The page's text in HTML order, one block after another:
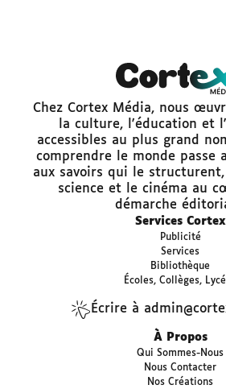
Chez Cortex Média, nous
la culture, l'éducation et
accessibles au plus grand
comprendre le monde passe
aux savoirs qui le
science et le cinéma au
démarche
Services Cortex
Publicité
Services
Bibliothèque
Écoles, Collèges,
Écrire à
À Propos
Qui Sommes-Nous
Nous Contacter
Nos Créations